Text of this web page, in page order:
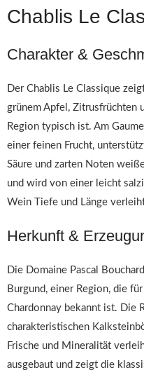
Chablis Le
Charakter &
Der Chablis Le Classique
grünem Apfel, Zitrusfrüchten
Region typisch ist. Am
einer feinen Frucht,
Säure und zarten Noten
und wird von einer leicht
Wein Tiefe und Länge
Herkunft &
Die Domaine Pascal
Burgund, einer Region, die
Chardonnay bekannt ist. Die
charakteristischen
Frische und Mineralität
ausgebaut und zeigt die